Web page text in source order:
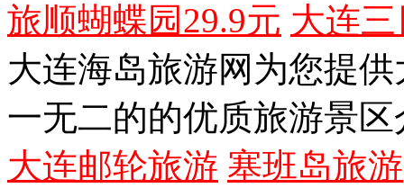
旅顺蝴蝶园29.9元 大连
大连海岛旅游网为您提
一无二的的优质旅游景区
大连邮轮旅游 塞班岛旅游